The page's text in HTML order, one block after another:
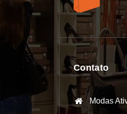
Contato
Modas